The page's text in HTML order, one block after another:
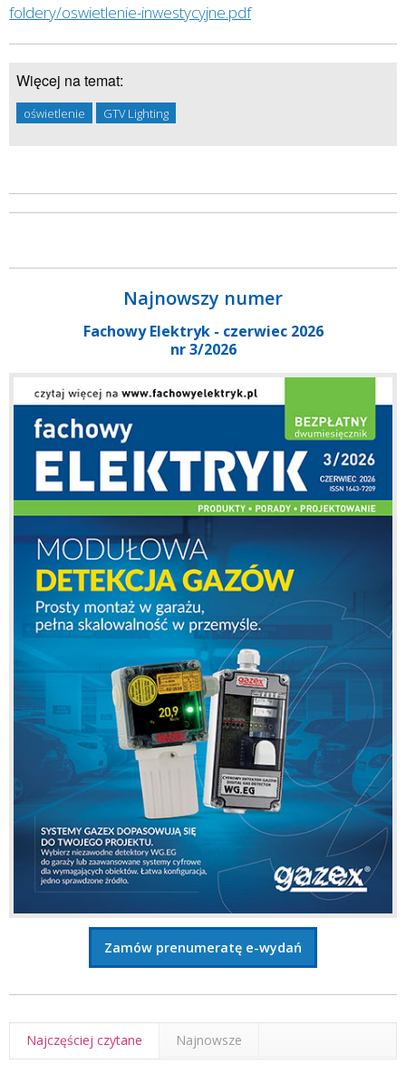
foldery/oswietlenie-inwestycyjne.pdf
Więcej na temat:
oświetlenie GTV Lighting
Najnowszy numer
Fachowy Elektryk - czerwiec 2026
nr 3/2026
Zamów prenumeratę e-wydań
Najczęściej czytane Najnowsze